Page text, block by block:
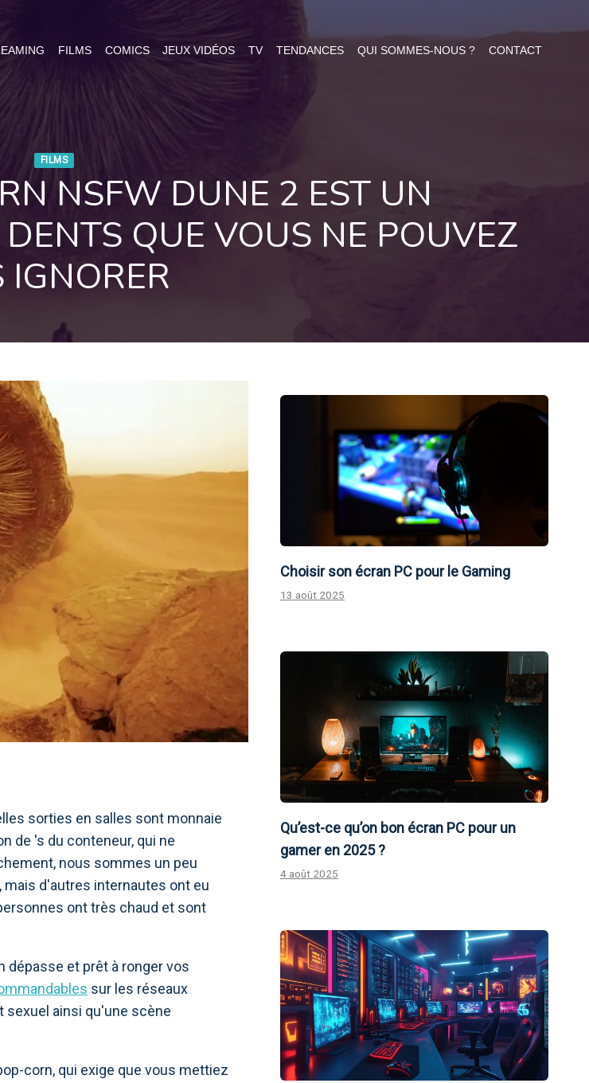
FILMS COMICS JEUX VIDÉOS TV TENDANCES QUI SOMMES-NOUS ? CONTACT
FILMS
NSFW DUNE 2 EST UN
QUE VOUS NE POUVEZ
IGNORER
sorties en salles sont monnaie
de 's du conteneur, qui ne
nous sommes un peu
mais d'autres internautes ont eu
ont très chaud et sont
dépasse et prêt à ronger vos
sur les réseaux
sexuel ainsi qu'une scène
corn, qui exige que vous mettiez
Choisir son écran PC pour le Gaming
13 août 2025
Qu’est-ce qu’on bon écran PC pour un
gamer en 2025 ?
4 août 2025